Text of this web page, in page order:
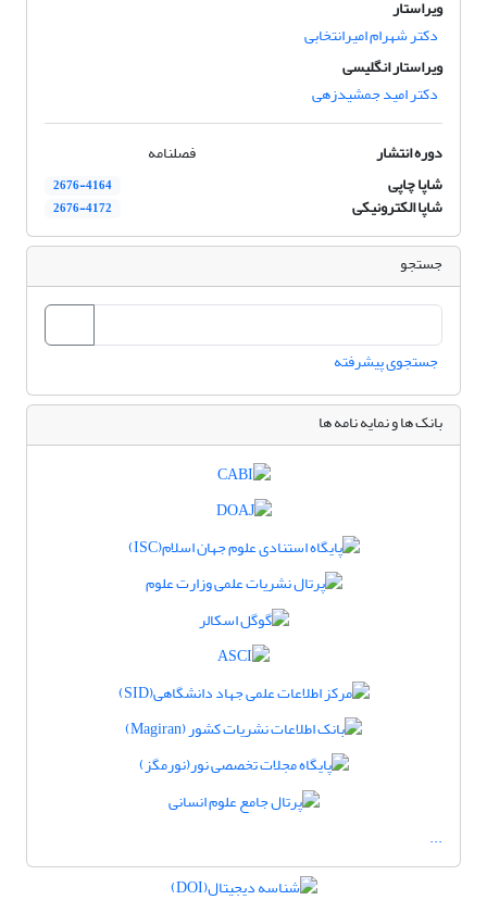
ویراستار
دکتر شهرام امیرانتخابی
ویراستار انگلیسی
دکتر امید جمشیدزهی
دوره انتشار
فصلنامه
شاپا چاپی
2676-4164
شاپا الکترونیکی 2676-4172
جستجو
جستجوی پیشرفته
بانک ها و نمایه نامه ها
...